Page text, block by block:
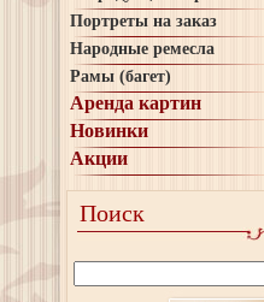
Портреты на заказ
Народные ремесла
Рамы (багет)
Аренда картин
Новинки
Акции
Поиск